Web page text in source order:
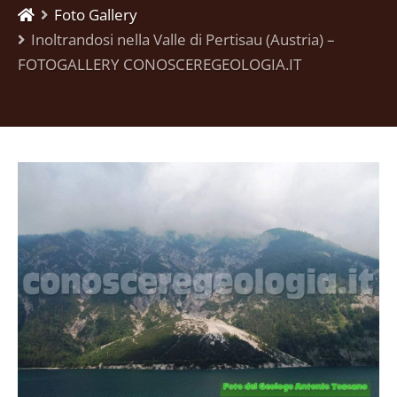
Foto Gallery
Inoltrandosi nella Valle di Pertisau (Austria) –
FOTOGALLERY CONOSCEREGEOLOGIA.IT